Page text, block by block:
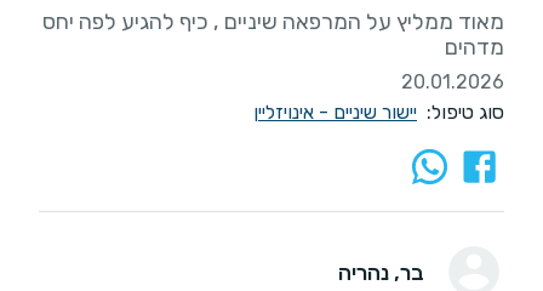
מאוד ממליץ על המרפאה שיניים , כיף להגיע לפה יחס
מדהים
20.01.2026
סוג טיפול: יישור שיניים - אינויזליין
בר, נהריה